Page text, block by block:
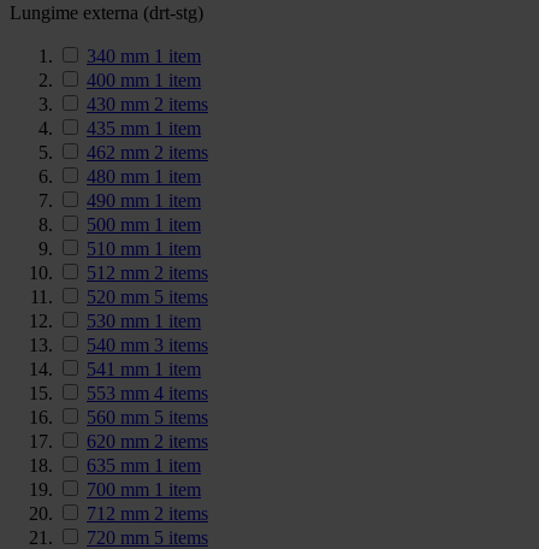
Lungime externa (drt-stg)
340 mm 1 item
400 mm 1 item
430 mm 2 items
435 mm 1 item
462 mm 2 items
480 mm 1 item
490 mm 1 item
500 mm 1 item
510 mm 1 item
512 mm 2 items
520 mm 5 items
530 mm 1 item
540 mm 3 items
541 mm 1 item
553 mm 4 items
560 mm 5 items
620 mm 2 items
635 mm 1 item
700 mm 1 item
712 mm 2 items
720 mm 5 items